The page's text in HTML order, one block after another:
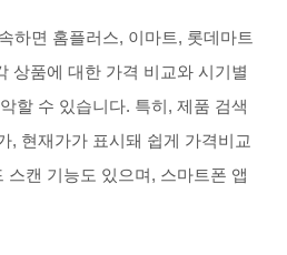
하면 홈플러스, 이마트, 롯데마트
상품에 대한 가격 비교와 시기별
할 수 있습니다. 특히 , 제품 검색
, 현재가가 표시돼 쉽게
가격비교
스캔 기능도 있으며, 스마트폰 앱